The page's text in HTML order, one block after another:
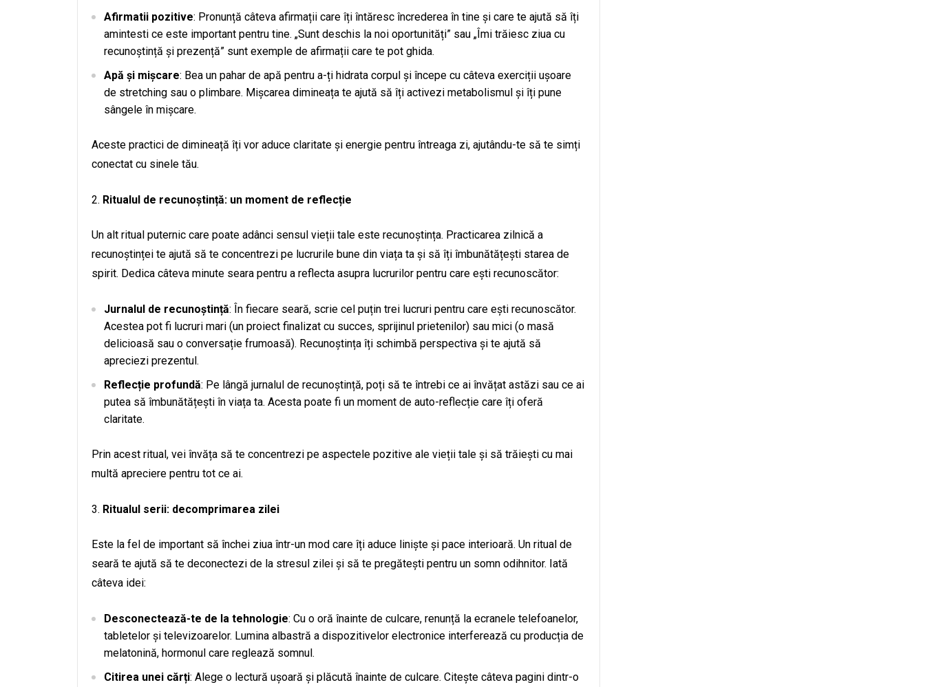
Afirmatii pozitive: Pronunță câteva afirmații care îți întăresc încrederea în tine și care te ajută să îți
amintesti ce este important pentru tine. „Sunt deschis la noi oportunități” sau „Îmi trăiesc ziua cu
recunoștință și prezență” sunt exemple de afirmații care te pot ghida.
Apă și mișcare: Bea un pahar de apă pentru a-ți hidrata corpul și începe cu câteva exerciții ușoare
de stretching sau o plimbare. Mișcarea dimineața te ajută să îți activezi metabolismul și îți pune
sângele în mișcare.
Aceste practici de dimineață îți vor aduce claritate și energie pentru întreaga zi, ajutându-te să te simți
conectat cu sinele tău.
Ritualul de recunoștință: un moment de reflecție
Un alt ritual puternic care poate adânci sensul vieții tale este recunoștința. Practicarea zilnică a
recunoștinței te ajută să te concentrezi pe lucrurile bune din viața ta și să îți îmbunătățești starea de
spirit. Dedica câteva minute seara pentru a reflecta asupra lucrurilor pentru care ești recunoscător:
Jurnalul de recunoștință: În fiecare seară, scrie cel puțin trei lucruri pentru care ești recunoscător.
Acestea pot fi lucruri mari (un proiect finalizat cu succes, sprijinul prietenilor) sau mici (o masă
delicioasă sau o conversație frumoasă). Recunoștința îți schimbă perspectiva și te ajută să
apreciezi prezentul.
Reflecție profundă: Pe lângă jurnalul de recunoștință, poți să te întrebi ce ai învățat astăzi sau ce ai
putea să îmbunătățești în viața ta. Acesta poate fi un moment de auto-reflecție care îți oferă
claritate.
Prin acest ritual, vei învăța să te concentrezi pe aspectele pozitive ale vieții tale și să trăiești cu mai
multă apreciere pentru tot ce ai.
Ritualul serii: decomprimarea zilei
Este la fel de important să închei ziua într-un mod care îți aduce liniște și pace interioară. Un ritual de
seară te ajută să te deconectezi de la stresul zilei și să te pregătești pentru un somn odihnitor. Iată
câteva idei:
Desconectează-te de la tehnologie: Cu o oră înainte de culcare, renunță la ecranele telefoanelor,
tabletelor și televizoarelor. Lumina albastră a dispozitivelor electronice interferează cu producția de
melatonină, hormonul care reglează somnul.
Citirea unei cărți: Alege o lectură ușoară și plăcută înainte de culcare. Citește câteva pagini dintr-o